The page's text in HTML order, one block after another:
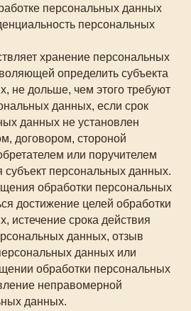
персональных данных
персональных
хранение персональных
определить субъекта
не дольше, чем этого требуют
данных, если срок
данных не установлен
договором, стороной
или поручителем
субъект персональных данных.
обработки персональных
достижение целей обработки
истечение срока действия
данных, отзыв
данных или
обработки персональных
неправомерной
данных.